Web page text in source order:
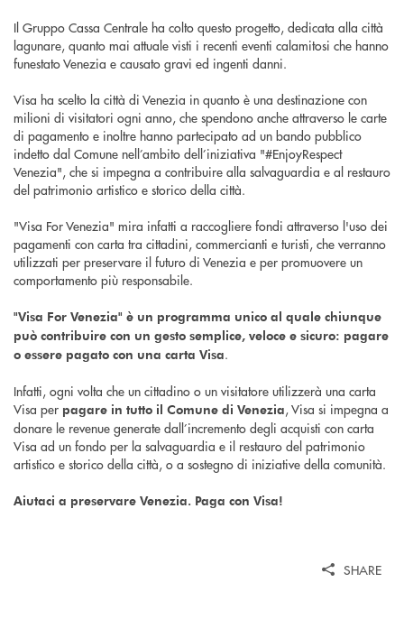
Il Gruppo Cassa Centrale ha colto questo progetto, dedicata alla città
lagunare, quanto mai attuale visti i recenti eventi calamitosi che hanno
funestato Venezia e causato gravi ed ingenti danni.
Visa ha scelto la città di Venezia in quanto è una destinazione con
milioni di visitatori ogni anno, che spendono anche attraverso le carte
di pagamento e inoltre hanno partecipato ad un bando pubblico
indetto dal Comune nell’ambito dell’iniziativa "#EnjoyRespect
Venezia", che si impegna a contribuire alla salvaguardia e al restauro
del patrimonio artistico e storico della città.
"Visa For Venezia" mira infatti a raccogliere fondi attraverso l'uso dei
pagamenti con carta tra cittadini, commercianti e turisti, che verranno
utilizzati per preservare il futuro di Venezia e per promuovere un
comportamento più responsabile.
"Visa For Venezia" è un programma unico al quale chiunque
può contribuire con un gesto semplice, veloce e sicuro: pagare
o essere pagato con una carta Visa.
Infatti, ogni volta che un cittadino o un visitatore utilizzerà una carta
Visa per pagare in tutto il Comune di Venezia, Visa si impegna a
donare le revenue generate dall’incremento degli acquisti con carta
Visa ad un fondo per la salvaguardia e il restauro del patrimonio
artistico e storico della città, o a sostegno di iniziative della comunità.
Aiutaci a preservare Venezia. Paga con Visa!
SHARE